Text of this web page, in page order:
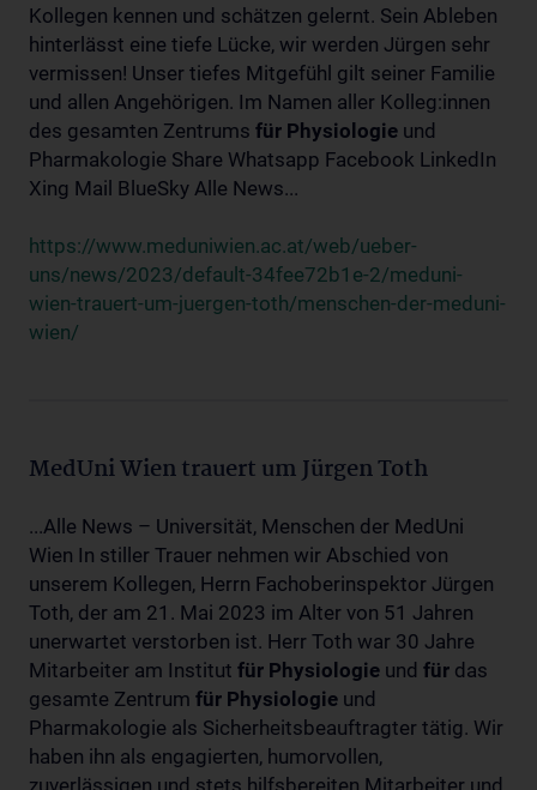
Kollegen kennen und schätzen gelernt. Sein Ableben
hinterlässt eine tiefe Lücke, wir werden Jürgen sehr
vermissen! Unser tiefes Mitgefühl gilt seiner Familie
und allen Angehörigen. Im Namen aller Kolleg:innen
des gesamten Zentrums für Physiologie und
Pharmakologie Share Whatsapp Facebook LinkedIn
Xing Mail BlueSky Alle News...
https://www.meduniwien.ac.at/web/ueber-
uns/news/2023/default-34fee72b1e-2/meduni-
wien-trauert-um-juergen-toth/menschen-der-meduni-
wien/
MedUni Wien trauert um Jürgen Toth
...Alle News – Universität, Menschen der MedUni
Wien In stiller Trauer nehmen wir Abschied von
unserem Kollegen, Herrn Fachoberinspektor Jürgen
Toth, der am 21. Mai 2023 im Alter von 51 Jahren
unerwartet verstorben ist. Herr Toth war 30 Jahre
Mitarbeiter am Institut für Physiologie und für das
gesamte Zentrum für Physiologie und
Pharmakologie als Sicherheitsbeauftragter tätig. Wir
haben ihn als engagierten, humorvollen,
zuverlässigen und stets hilfsbereiten Mitarbeiter und